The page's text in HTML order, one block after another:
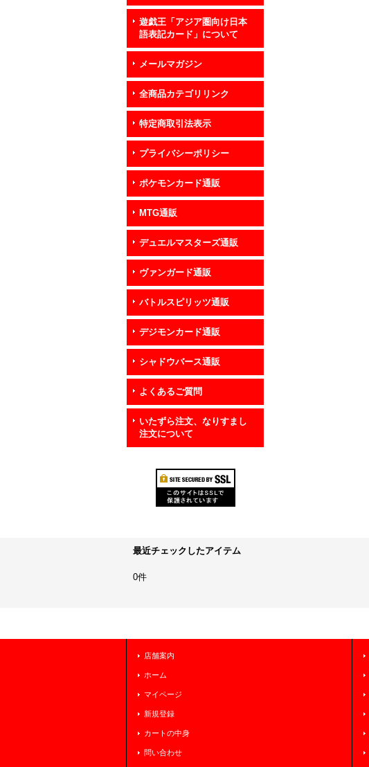
遊戯王「アジア圏向け日本
語表記カード」について
メールマガジン
全商品カテゴリリンク
特定商取引法表示
プライバシーポリシー
ポケモンカード通販
MTG通販
デュエルマスターズ通販
ヴァンガード通販
バトルスピリッツ通販
デジモンカード通販
シャドウバース通販
よくあるご質問
いたずら注文、なりすまし
注文について
最近チェックしたアイテム
0件
店舗案内
ホーム
マイページ
新規登録
カートの中身
問い合わせ